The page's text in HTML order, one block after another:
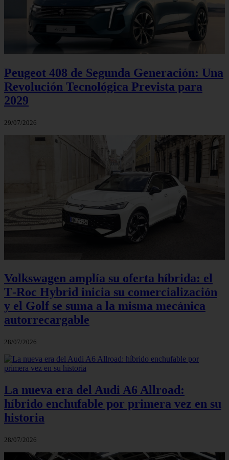
Peugeot 408 de Segunda Generación: Una
Revolución Tecnológica Prevista para
2029
29/07/2026
Volkswagen amplía su oferta híbrida: el
T‑Roc Hybrid inicia su comercialización
y el Golf se suma a la misma mecánica
autorrecargable
28/07/2026
La nueva era del Audi A6 Allroad:
híbrido enchufable por primera vez en su
historia
28/07/2026